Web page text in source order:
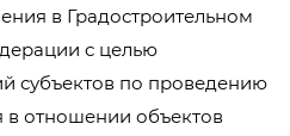
в Градостроительном
с целью
субъектов по проведению
в отношении объектов